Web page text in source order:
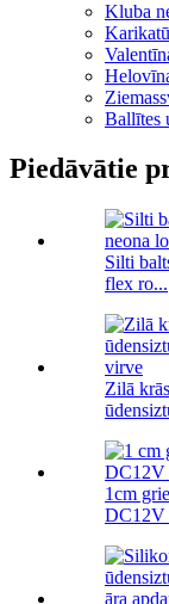
Kluba
Ballītes
Piedāvātie
Silti
flex ro...
Zilā
1cm
DC12V